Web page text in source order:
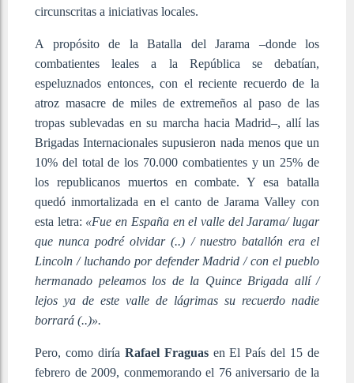
circunscritas a iniciativas locales.
A propósito de la Batalla del Jarama –donde los
combatientes leales a la República se debatían,
espeluznados entonces, con el reciente recuerdo de la
atroz masacre de miles de extremeños al paso de las
tropas sublevadas en su marcha hacia Madrid–, allí las
Brigadas Internacionales supusieron nada menos que un
10% del total de los 70.000 combatientes y un 25% de
los republicanos muertos en combate. Y esa batalla
quedó inmortalizada en el canto de Jarama Valley con
esta letra: «Fue en España en el valle del Jarama/ lugar
que nunca podré olvidar (..) / nuestro batallón era el
Lincoln / luchando por defender Madrid / con el pueblo
hermanado peleamos los de la Quince Brigada allí /
lejos ya de este valle de lágrimas su recuerdo nadie
borrará (..)».
Pero, como diría Rafael Fraguasen El País del 15 de
febrero de 2009, conmemorando el 76 aniversario de la